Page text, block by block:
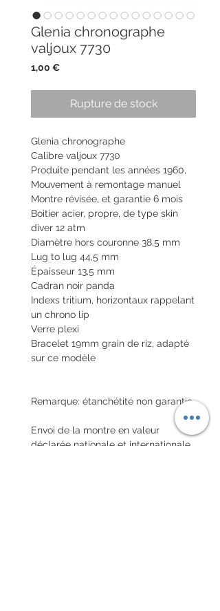
Glenia chronographe
valjoux 7730
1,00 €Prix
Rupture de stock
Glenia chronographe
Calibre valjoux 7730
Produite pendant les années 1960,
Mouvement à remontage manuel
Montre révisée, et garantie 6 mois
Boitier acier, propre, de type skin
diver 12 atm
Diamètre hors couronne 38,5 mm
Lug to lug 44,5 mm
Épaisseur 13,5 mm
Cadran noir panda
Indexs tritium, horizontaux rappelant
un chrono lip
Verre plexi
Bracelet 19mm grain de riz, adapté
sur ce modèle
Remarque: étanchétité non garantie
Envoi de la montre en valeur
déclarée nationale et internationale